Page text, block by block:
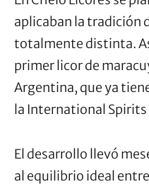
aplicaban la tradición
totalmente distinta.
primer licor de
Argentina, que ya
la International
El desarrollo llevó
al equilibrio ideal